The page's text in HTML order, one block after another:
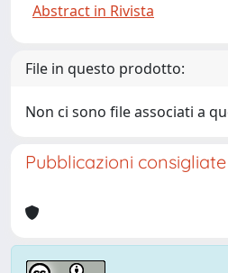
Abstract in Rivista
File in questo prodotto:
Non ci sono file associati a
Pubblicazioni consigliate